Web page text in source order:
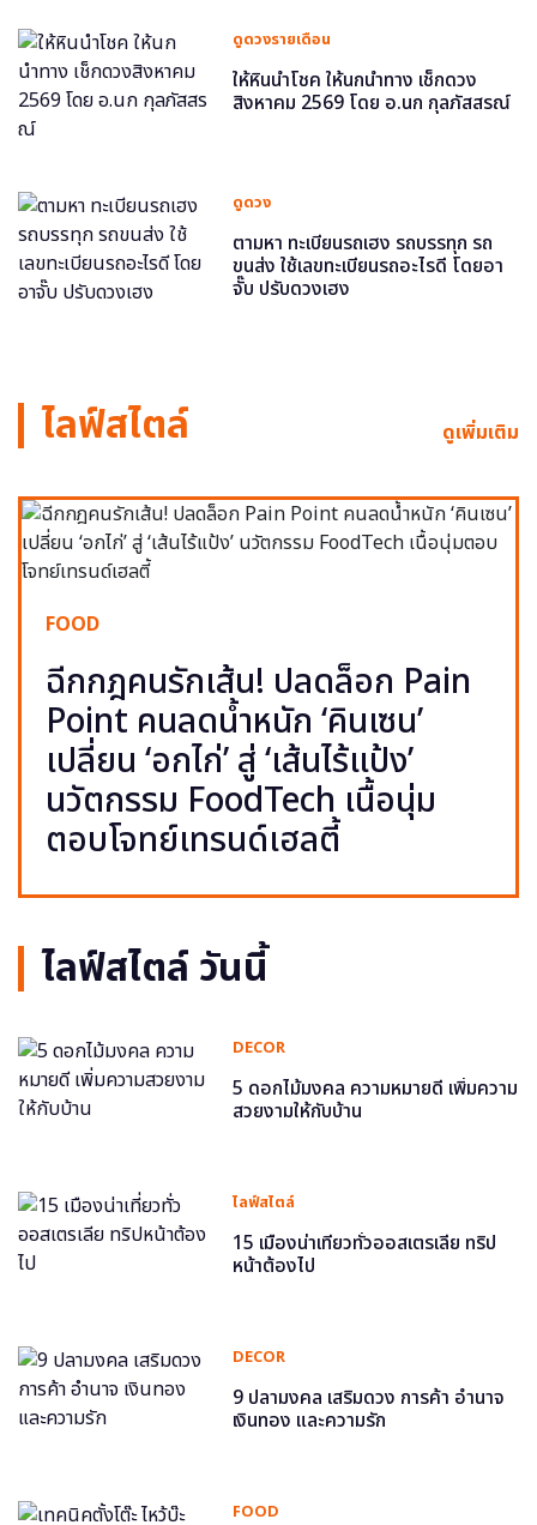
ดูดวงรายเดือน
ให้หินนำโชค ให้นกนำทาง เช็กดวง
สิงหาคม 2569 โดย อ.นก กุลภัสสรณ์
ดูดวง
ตามหา ทะเบียนรถเฮง รถบรรทุก รถ
ขนส่ง ใช้เลขทะเบียนรถอะไรดี โดยอา
จั๊บ ปรับดวงเฮง
ไลฟ์สไตล์ ดูเพิ่มเติม
FOOD
ฉีกกฎคนรักเส้น! ปลดล็อก Pain
Point คนลดน้ำหนัก ‘คินเซน’
เปลี่ยน ‘อกไก่’ สู่ ‘เส้นไร้แป้ง’
นวัตกรรม FoodTech เนื้อนุ่ม
ตอบโจทย์เทรนด์เฮลตี้
ไลฟ์สไตล์ วันนี้
DECOR
5 ดอกไม้มงคล ความหมายดี เพิ่มความ
สวยงามให้กับบ้าน
ไลฟ์สไตล์
15 เมืองน่าเที่ยวทั่วออสเตรเลีย ทริป
หน้าต้องไป
DECOR
9 ปลามงคล เสริมดวง การค้า อำนาจ
เงินทอง และความรัก
FOOD